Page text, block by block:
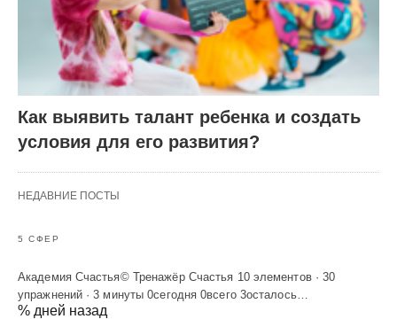
Как выявить талант ребенка и создать
условия для его развития?
НЕДАВНИЕ ПОСТЫ
5 СФЕР
Академия Счастья© Тренажёр Счастья 10 элементов · 30
упражнений · 3 минуты 0сегодня 0всего 3осталось…
% дней назад